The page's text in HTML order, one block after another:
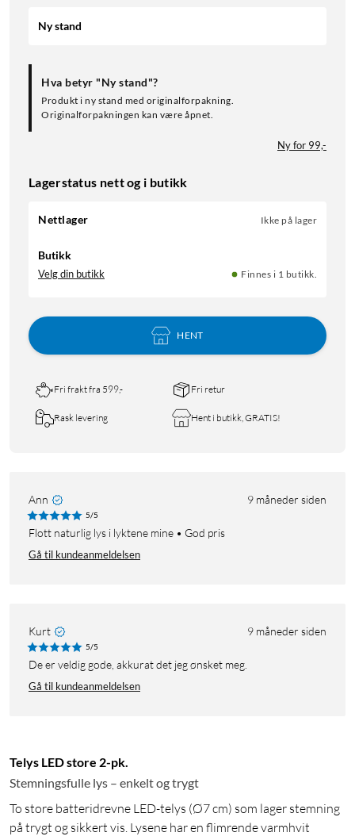
Ny stand
Hva betyr "Ny stand"?
Produkt i ny stand med originalforpakning.
Originalforpakningen kan være åpnet.
Ny for 99,-
Lagerstatus nett og i butikk
Nettlager Ikke på lager
Butikk
Velg din butikk Finnes i 1 butikk.
HENT
Fri frakt fra 599,- Fri retur
Rask levering Hent i butikk, GRATIS!
Ann 9 måneder siden
5/5
Flott naturlig lys i lyktene mine • God pris
Gå til kundeanmeldelsen
Kurt 9 måneder siden
5/5
De er veldig gode, akkurat det jeg ønsket meg.
Gå til kundeanmeldelsen
Telys LED store 2-pk.
Stemningsfulle lys – enkelt og trygt
To store batteridrevne LED-telys (Ø7 cm) som lager stemning
på trygt og sikkert vis. Lysene har en flimrende varmhvit